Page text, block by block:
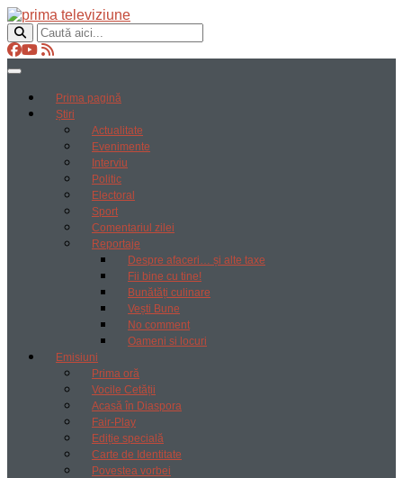
Prima pagină
Știri
Actualitate
Evenimente
Interviu
Politic
Electoral
Sport
Comentariul zilei
Reportaje
Despre afaceri… și alte taxe
Fii bine cu tine!
Bunătăți culinare
Vești Bune
No comment
Oameni si locuri
Emisiuni
Prima oră
Vocile Cetății
Acasă în Diaspora
Fair-Play
Ediție specială
Carte de Identitate
Povestea vorbei